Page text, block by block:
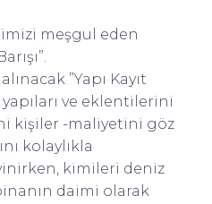
meşgul eden
”Yapı Kayıt
ve eklentilerini
kişiler -maliyetini göz
kolaylıkla
kimileri deniz
daimi olarak